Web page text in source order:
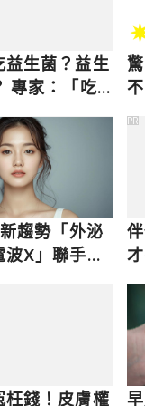
益生菌？益生
專家：「吃
！
趨勢「外泌
波X」聯手，
PR
枉錢！皮膚權